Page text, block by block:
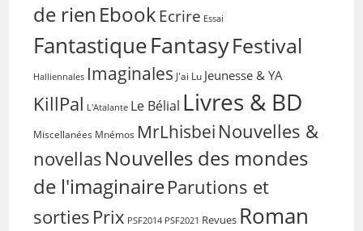
de rien EbookEcrire Essai
FantastiqueFantasyFestival
Halliennales Imaginales J'ai Lu Jeunesse & YA
KillPal L'Atalante Le Bélial Livres & BD
Miscellanées Mnémos MrLhisbei Nouvelles &
novellas Nouvelles des mondes
de l'imaginaireParutions et
sorties Prix PSF2014 PSF2021 Revues Roman